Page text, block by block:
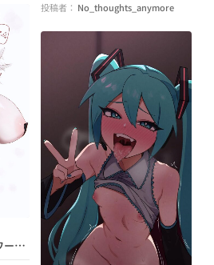
投稿者： No_thoughts_anymore
ドアダッシュ ガーデヴォワール (ヘックスマニアックカイト) (ポケモン)